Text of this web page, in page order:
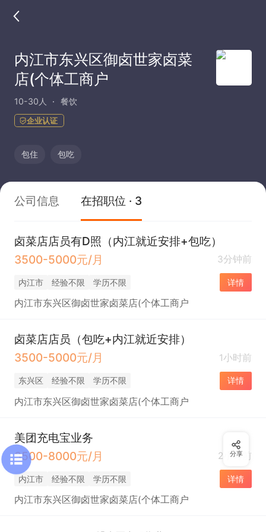
内江市东兴区御卤世家卤菜
店(个体工商户
10-30人 餐饮
企业认证
包住 包吃
公司信息 在招职位 · 3
卤菜店店员有D照（内江就近安排+包吃）
3500-5000元/月
3分钟前
内江市 经验不限 学历不限 详情
内江市东兴区御卤世家卤菜店(个体工商户
卤菜店店员（包吃+内江就近安排）
3500-5000元/月
1小时前
东兴区 经验不限 学历不限 详情
内江市东兴区御卤世家卤菜店(个体工商户
美团充电宝业务
3500-8000元/月
2小时前
内江市 经验不限 学历不限 详情
内江市东兴区御卤世家卤菜店(个体工商户
分享